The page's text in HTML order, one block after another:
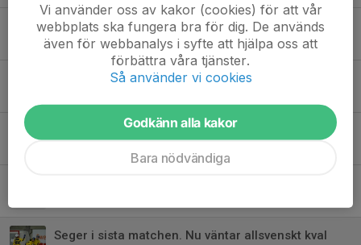
Uddamålsförlust i kvalavslutningen
10 mar 2025
Seger mot Surte igen
Förlust mot Mölndal
Seger i sista matchen. Nu väntar allsvenskt kval
Vi använder oss av kakor (cookies) för att vår
webbplats ska fungera bra för dig. De används
även för webbanalys i syfte att hjälpa oss att
förbättra våra tjänster.
Så använder vi cookies
Godkänn alla kakor
Bara nödvändiga